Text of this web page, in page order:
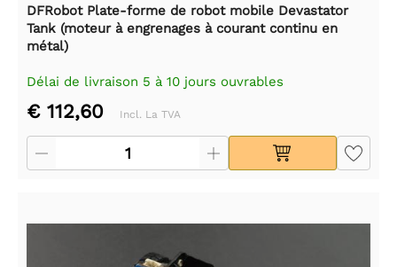
DFRobot Plate-forme de robot mobile Devastator
Tank (moteur à engrenages à courant continu en
métal)
Délai de livraison 5 à 10 jours ouvrables
€ 112,60 Incl. La TVA